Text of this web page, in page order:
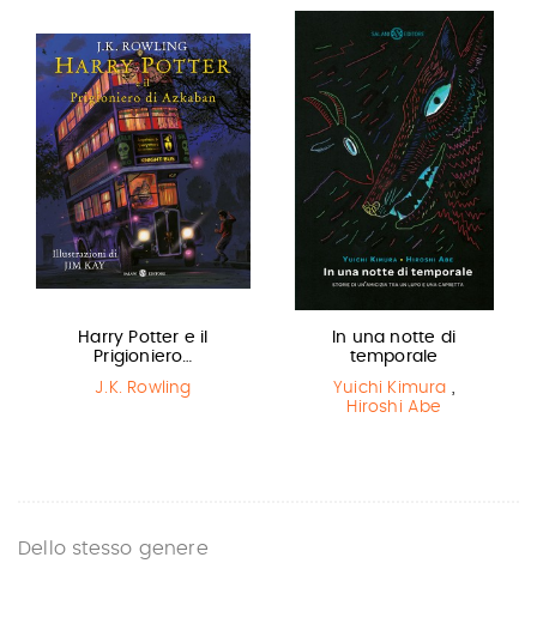
Harry Potter e il
Prigioniero…
J.K. Rowling
In una notte di
temporale
Yuichi Kimura ,
Hiroshi Abe
Dello stesso genere